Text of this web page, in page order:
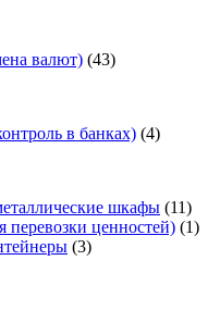
валют) (43)
в банках) (4)
шкафы (11)
перевозки ценностей) (1)
(3)